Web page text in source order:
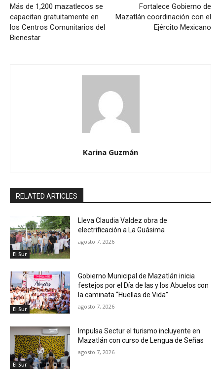
Más de 1,200 mazatlecos se
capacitan gratuitamente en
los Centros Comunitarios del
Bienestar
Fortalece Gobierno de
Mazatlán coordinación con el
Ejército Mexicano
Karina Guzmán
RELATED ARTICLES
El Sur
Lleva Claudia Valdez obra de
electrificación a La Guásima
agosto 7, 2026
El Sur
Gobierno Municipal de Mazatlán inicia
festejos por el Día de las y los Abuelos con
la caminata “Huellas de Vida”
agosto 7, 2026
El Sur
Impulsa Sectur el turismo incluyente en
Mazatlán con curso de Lengua de Señas
agosto 7, 2026